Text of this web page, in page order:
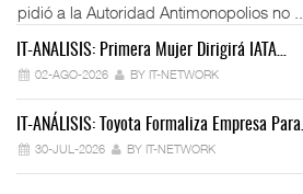
pidió a la Autoridad Antimonopolios no ...
IT-ANÁLISIS: Primera Mujer Dirigirá IATA…
02-AGO-2026 BY IT-NETWORK
IT-ANÁLISIS: Toyota Formaliza Empresa Para…
30-JUL-2026 BY IT-NETWORK